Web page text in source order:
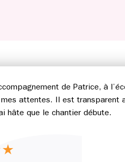
de Patrice, à
attentes. Il est transparent
hâte que le chantier débute.
★